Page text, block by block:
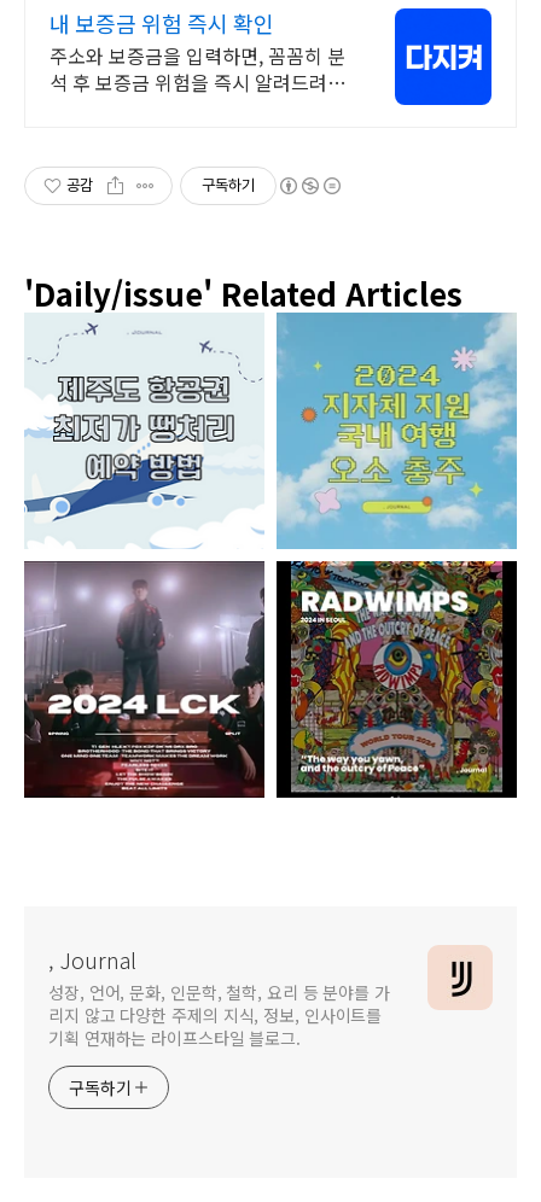
내 보증금 위험 즉시 확인
주소와 보증금을 입력하면, 꼼꼼히 분
석 후 보증금 위험을 즉시 알려드려
공감 구독하기
'Daily/issue' Related Articles
국내여행 지원금 받고 오소 충주 일주일살기 방법
2024 LCK 예매 롤파크 직관 방법 레드 윔프스 내한 2024 공연 예매 티켓팅 정보
, Journal
성장, 언어, 문화, 인문학, 철학, 요리 등 분야를 가
리지 않고 다양한 주제의 지식, 정보, 인사이트를
기획 연재하는 라이프스타일 블로그.
구독하기